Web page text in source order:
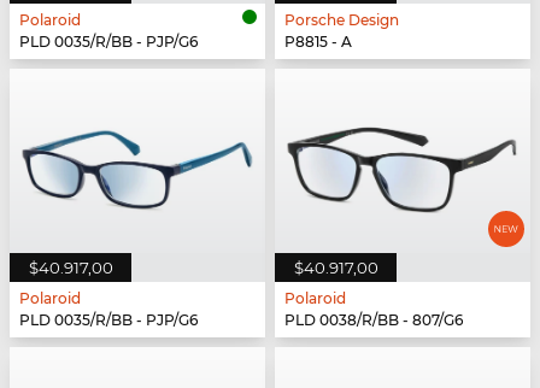
Polaroid
PLD 0035/R/BB - PJP/G6
Porsche Design
P8815 - A
$40.917,00
Polaroid
PLD 0035/R/BB - PJP/G6
$40.917,00
Polaroid
PLD 0038/R/BB - 807/G6